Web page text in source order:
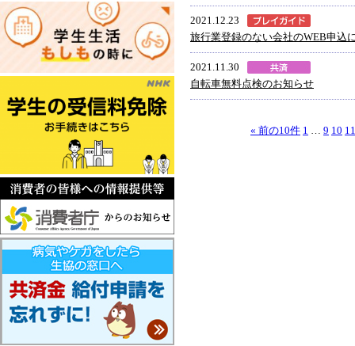
2021.12.23
旅行業登録のない会社のWEB申込
2021.11.30
自転車無料点検のお知らせ
« 前の10件 1 … 9 10 11